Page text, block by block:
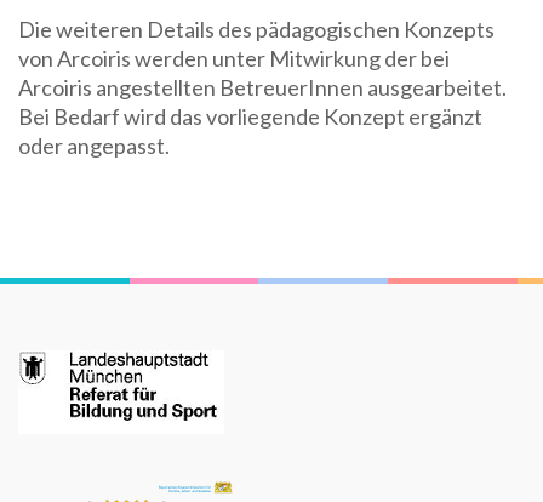
Die weiteren Details des pädagogischen Konzepts
von Arcoiris werden unter Mitwirkung der bei
Arcoiris angestellten BetreuerInnen ausgearbeitet.
Bei Bedarf wird das vorliegende Konzept ergänzt
oder angepasst.